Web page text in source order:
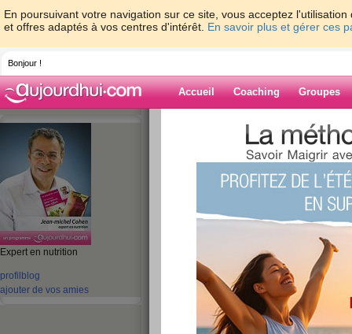
En poursuivant votre navigation sur ce site, vous acceptez
et offres adaptés à vos centres d'intérêt. En savoir plus et gérer ces
Bonjour !
Accueil Coaching Groupes
Expert en nutrition
profil blog
ajouter de vos amies
> jeanmichelcohen
Blog de
Le chocolat noir
publié le 10/08/2009 à 09:03